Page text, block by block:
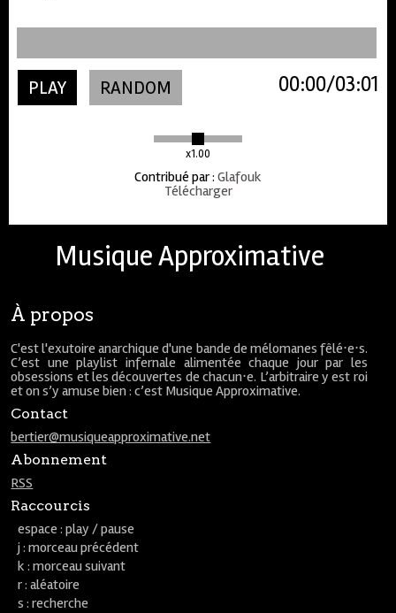
PLAY RANDOM
x1.00
03:01
00:00
Contribué par: Glafouk
Télécharger
Musique Approximative
À propos
C'est l'exutoire anarchique d'une bande de mélomanes fêlé⋅e⋅s.
C’est une playlist infernale alimentée chaque jour par les
obsessions et les découvertes de chacun⋅e. L’arbitraire y est roi
et on s’y amuse bien : c’est Musique Approximative.
Contact
bertier@musiqueapproximative.net
Abonnement
RSS
Raccourcis
espace : play / pause
j : morceau précédent
k : morceau suivant
r : aléatoire
s : recherche